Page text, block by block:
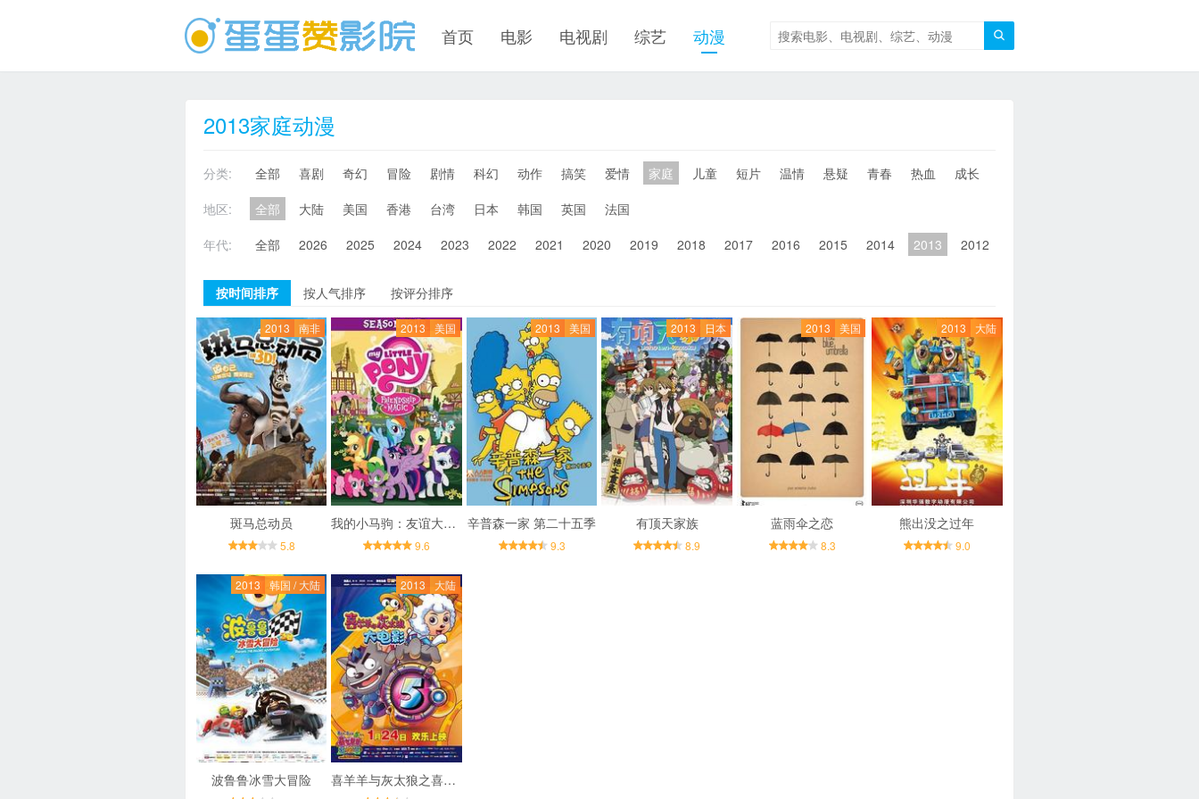

首页 电影 电视剧 综艺 动漫
2013家庭动漫
分类: 全部 喜剧 奇幻 冒险 剧情 科幻 动作 搞笑 爱情 家庭 儿童 短片 温情 悬疑 青春 热血 成长
地区:
全部 大陆 美国 香港 台湾 日本 韩国 英国
法国
年代:
全部 2026 2025 2024 2023 2022 2021 2020 2019 2018 2017 2016 2015 2014 2013 2012
按时间排序 按人气排序 按评分排序
2013 南非
斑马总动员
5.8
2013 美国
我的小马驹：友谊大魔法 第四季
9.6
2013 美国
辛普森一家 第二十五季
9.3
2013 日本
有顶天家族
8.9
2013 美国
蓝雨伞之恋
8.3
2013 大陆
熊出没之过年
9.0
2013 韩国 / 大陆
波鲁鲁冰雪大冒险
2013 大陆
喜羊羊与灰太狼之喜气羊羊过蛇年